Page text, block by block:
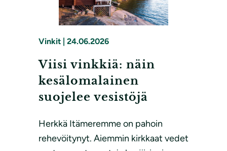
Vinkit | 24.06.2026
Viisi vinkkiä: näin
kesälomalainen
suojelee vesistöjä
Herkkä Itämeremme on pahoin
rehevöitynyt. Aiemmin kirkkaat vedet